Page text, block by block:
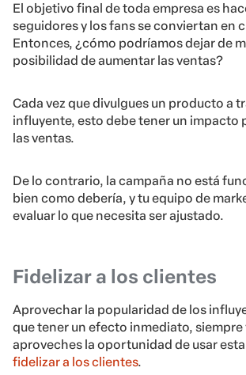
El objetivo final de toda empresa es
seguidores y los fans se conviertan en
Entonces, ¿cómo podríamos dejar de
posibilidad de aumentar las ventas?
Cada vez que divulgues un producto a
influyente, esto debe tener un impacto
las ventas.
De lo contrario, la campaña no está
bien como debería, y tu equipo de
evaluar lo que necesita ser ajustado.
Fidelizar a los clientes
Aprovechar la popularidad de los
que tener un efecto inmediato, siempre
aproveches la oportunidad de usar
fidelizar a los clientes.